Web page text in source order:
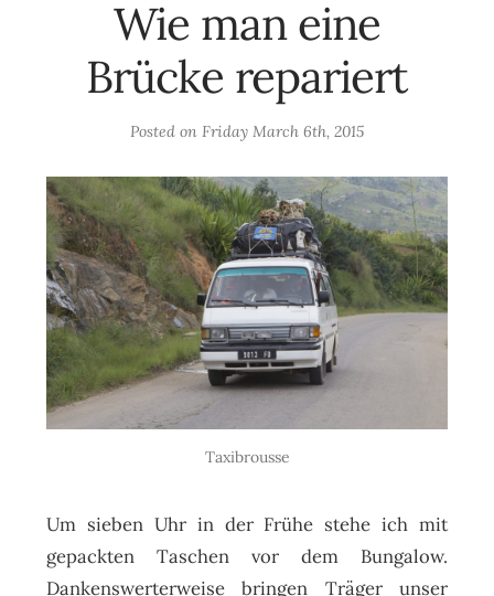
Wie man eine
Brücke repariert
Posted on Friday March 6th, 2015
Taxibrousse
Um sieben Uhr in der Frühe stehe ich mit
gepackten Taschen vor dem Bungalow.
Dankenswerterweise bringen Träger unser